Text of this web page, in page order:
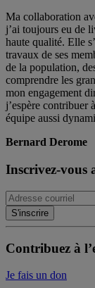
Ma collaboration
j’ai toujours eu de
haute qualité. Elle
travaux de ses
de la population,
comprendre les
mon engagement
j’espère contribuer
équipe aussi
Bernard Derome
Inscrivez-vous
Contribuez à
Je fais un don